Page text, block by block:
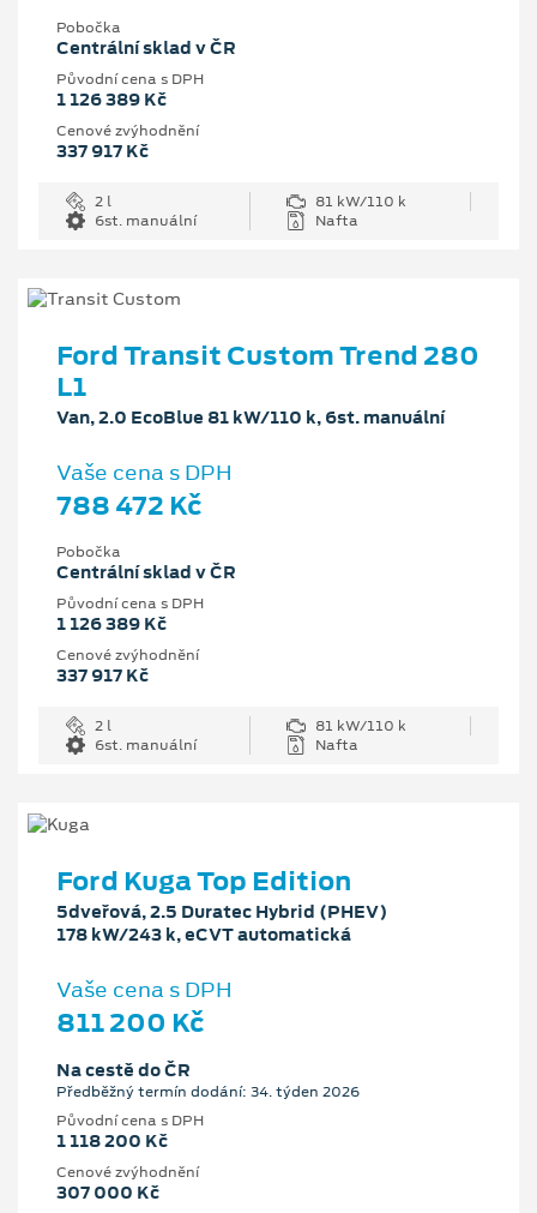
Pobočka
Centrální sklad v ČR
Původní cena s DPH
1 126 389 Kč
Cenové zvýhodnění
337 917 Kč
2 l
81 kW/110 k
6st. manuální
Nafta
Ford Transit Custom Trend 280
L1
Van, 2.0 EcoBlue 81 kW/110 k, 6st. manuální
Vaše cena s DPH
788 472 Kč
Pobočka
Centrální sklad v ČR
Původní cena s DPH
1 126 389 Kč
Cenové zvýhodnění
337 917 Kč
2 l
81 kW/110 k
6st. manuální
Nafta
Ford Kuga Top Edition
5dveřová, 2.5 Duratec Hybrid (PHEV)
178 kW/243 k, eCVT automatická
Vaše cena s DPH
811 200 Kč
Na cestě do ČR
Předběžný termín dodání: 34. týden 2026
Původní cena s DPH
1 118 200 Kč
Cenové zvýhodnění
307 000 Kč